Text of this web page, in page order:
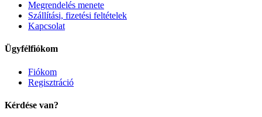
Megrendelés menete
Szállítási, fizetési feltételek
Kapcsolat
Ügyfélfiókom
Fiókom
Regisztráció
Kérdése van?